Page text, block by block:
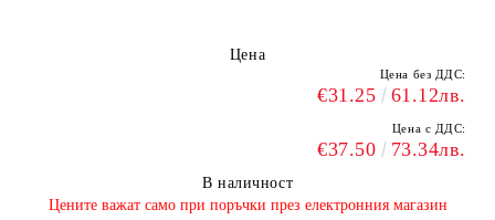
Цена
Цена без ДДС:
€31.25 61.12лв.
Цена с ДДС:
€37.50 73.34лв.
В наличност
​Цените важат само при поръчки през електронния магазин